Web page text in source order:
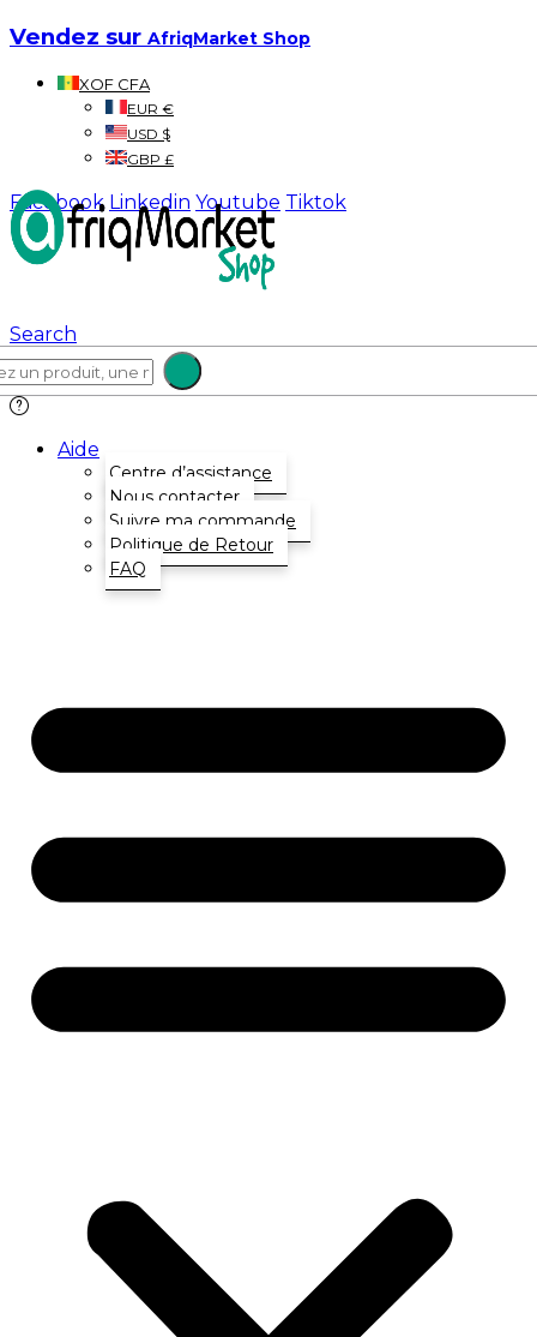
Vendez sur AfriqMarket Shop
XOF CFA
EUR €
USD $
GBP £
Facebook Linkedin Youtube Tiktok
Search
Aide
Centre d’assistance
Nous contacter
Suivre ma commande
Politique de Retour
FAQ